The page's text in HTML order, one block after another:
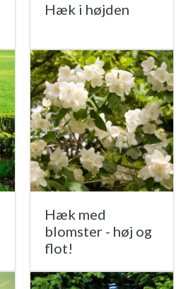
Hæk i højden
Hæk med
blomster - høj og
flot!